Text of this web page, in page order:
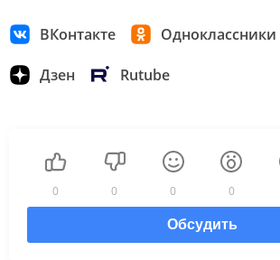
ВКонтакте Одноклассники
Дзен Rutube
0 0 0 0
Обсудить